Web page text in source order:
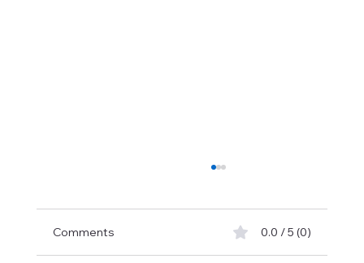
m
Comments 0.0 / 5 (0)